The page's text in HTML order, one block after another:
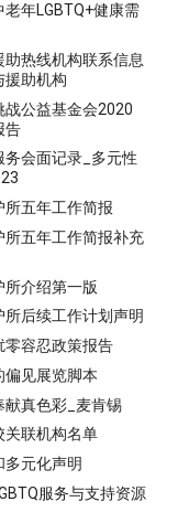
年LGBTQ+健康需
助热线机构联系信息
援助机构
战公益基金会2020
告
务会面记录_多元性
所五年工作简报
所五年工作简报补充
所介绍第一版
所后续工作计划声明
零容忍政策报告
偏见展览脚本
献真色彩_麦肯锡
关联机构名单
多元化声明
服务与支持资源